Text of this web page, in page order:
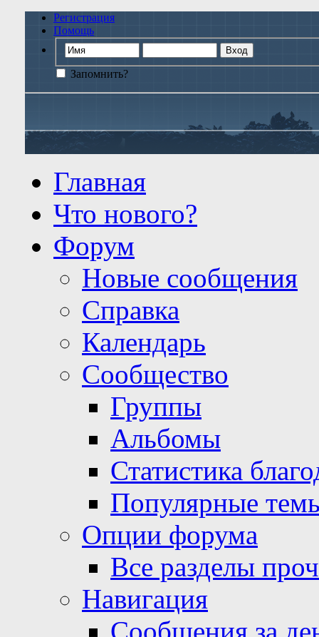
Регистрация
Помощь
Запомнить?
Главная
Что нового?
Форум
Новые сообщения
Справка
Календарь
Сообщество
Группы
Альбомы
Статистика
Популярные
Опции форума
Все разделы
Навигация